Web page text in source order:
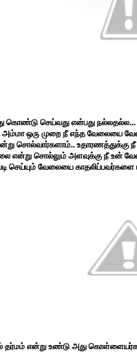
கொண்டு செய்வது என்பது
அம்மா ஒரு முறை நீ எந்த வேலையை
சொல்வார்களாம்.. உதாரணத்துக்கு
என்று சொல்லும் அளவுக்கு நீ உன்
செய்யும் வேலையை காதலிப்பவர்களை
தர்மம் என்று உண்டு அது